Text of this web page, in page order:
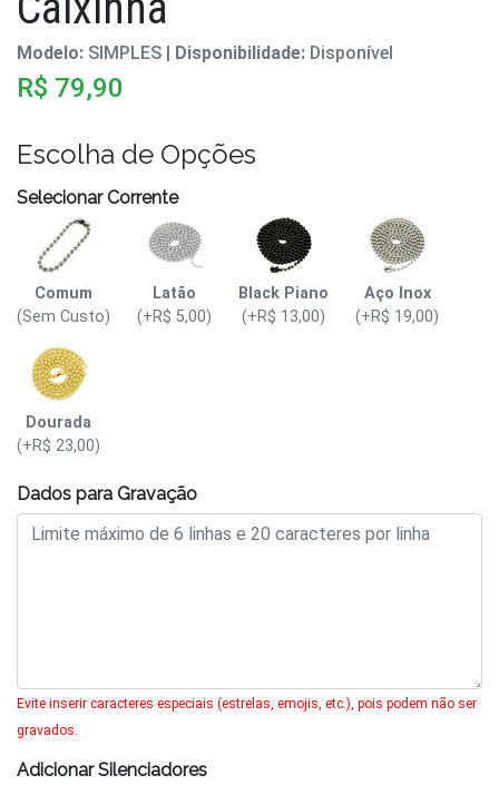
Modelo: SIMPLES | Disponibilidade: Disponível
R$ 79,90
Escolha de Opções
Selecionar Corrente
Comum
(Sem Custo)
Latão
(+R$ 5,00)
Black Piano
(+R$ 13,00)
Aço Inox
(+R$ 19,00)
Dourada
(+R$ 23,00)
Dados para Gravação
Evite inserir caracteres especiais (estrelas, emojis, etc.), pois podem não ser
gravados.
Adicionar Silenciadores